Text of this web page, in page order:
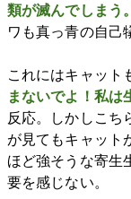
類が滅んでしまう
ワも真っ青の自己
これにはキャット
まないでよ！私は
反応。しかしこち
が見てもキャット
ほど強そうな寄生
要を感じない。